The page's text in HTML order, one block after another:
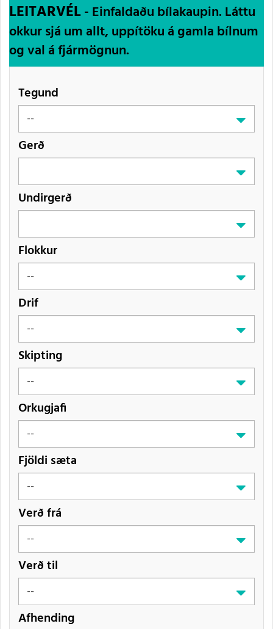
LEITARVÉL- Einfaldaðu bílakaupin. Láttu
okkur sjá um allt, uppítöku á gamla bílnum
og val á fjármögnun.
Tegund
Gerð
Undirgerð
Flokkur
Drif
Skipting
Orkugjafi
Fjöldi sæta
Verð frá
Verð til
Afhending